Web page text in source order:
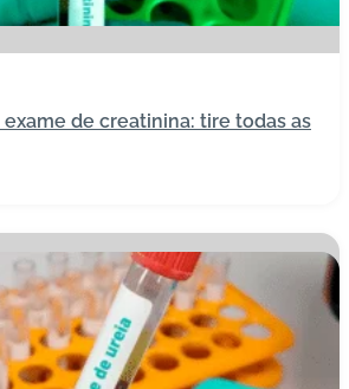
exame de creatinina: tire todas as